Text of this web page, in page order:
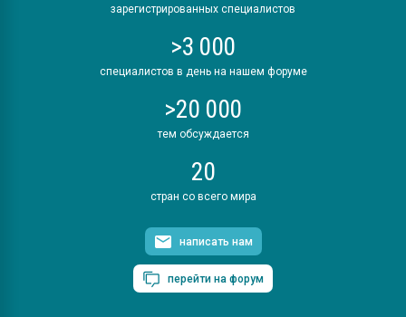
зарегистрированных специалистов
>3 000
специалистов в день на нашем форуме
>20 000
тем обсуждается
20
стран со всего мира
написать нам
перейти на форум